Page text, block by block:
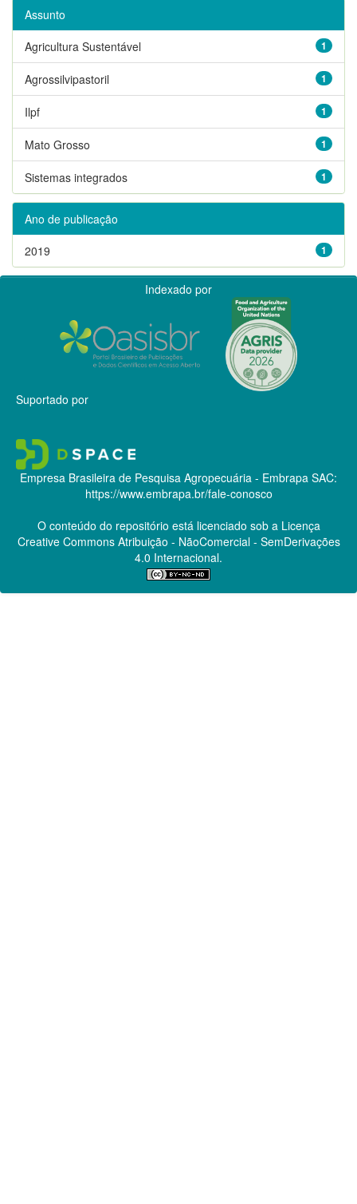
Assunto
1
Agricultura Sustentável
1
Agrossilvipastoril
1
Ilpf
1
Mato Grosso
1
Sistemas integrados
Ano de publicação
1
2019
Indexado por
Suportado por
Empresa Brasileira de Pesquisa Agropecuária - Embrapa SAC:
https://www.embrapa.br/fale-conosco
O conteúdo do repositório está licenciado sob a Licença
Creative CommonsAtribuição - NãoComercial - SemDerivações
4.0 Internacional.